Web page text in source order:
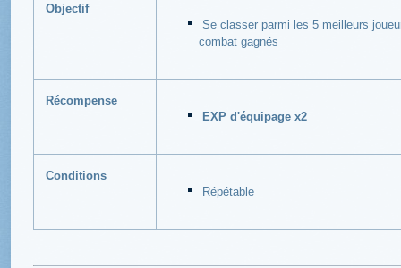
Objectif
Se classer parmi les 5 meilleurs
combat gagnés
Récompense
EXP d'équipage x2
Conditions
Répétable